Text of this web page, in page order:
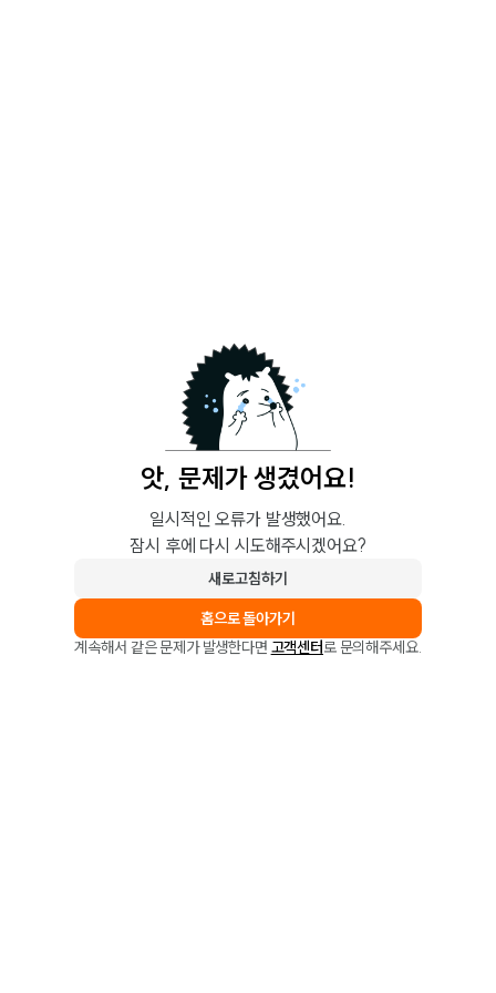
앗, 문제가 생겼어요!
일시적인 오류가 발생했어요.
잠시 후에 다시 시도해주시겠어요?
새로고침하기
홈으로 돌아가기
계속해서 같은 문제가 발생한다면 고객센터로 문의해주세요.